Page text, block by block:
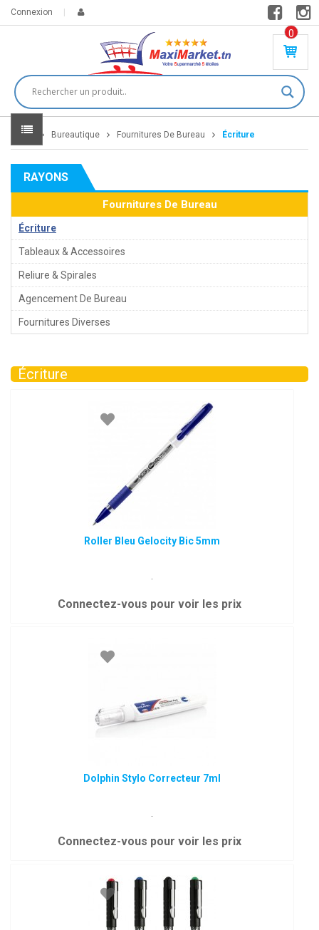
Connexion
0
PR
DU
IT(
S)
DT
Home Bureautique Fournitures De Bureau Écriture
RAYONS
Fournitures De Bureau
Écriture
Tableaux & Accessoires
Reliure & Spirales
Agencement De Bureau
Fournitures Diverses
Écriture
Roller Bleu Gelocity Bic 5mm
.
Connectez-vous pour voir les prix
Dolphin Stylo Correcteur 7ml
.
Connectez-vous pour voir les prix